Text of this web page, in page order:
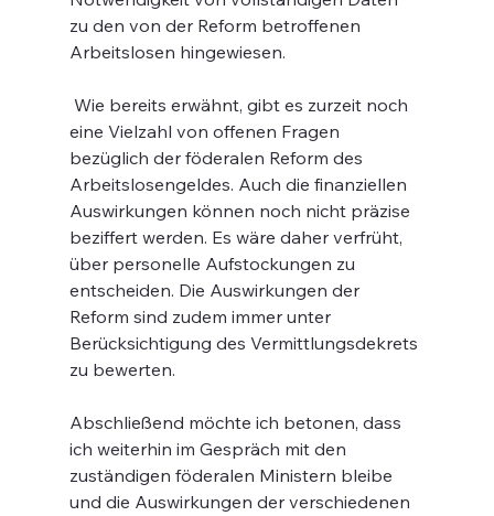
zu den von der Reform betroffenen
Arbeitslosen hingewiesen.
eine Vielzahl von offenen Fragen
bezüglich der föderalen Reform des
Arbeitslosengeldes. Auch die finanziellen
Auswirkungen können noch nicht präzise
beziffert werden. Es wäre daher verfrüht,
über personelle Aufstockungen zu
entscheiden. Die Auswirkungen der
Reform sind zudem immer unter
Berücksichtigung des Vermittlungsdekrets
zu bewerten.
Abschließend möchte ich betonen, dass
ich weiterhin im Gespräch mit den
zuständigen föderalen Ministern bleibe
und die Auswirkungen der verschiedenen